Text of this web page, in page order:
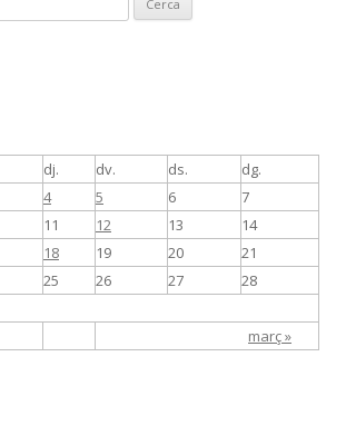
dj. dv. ds. dg.
març »
4 5 6
7
11 12 13
14
18 19 20
21
25 26 27
28